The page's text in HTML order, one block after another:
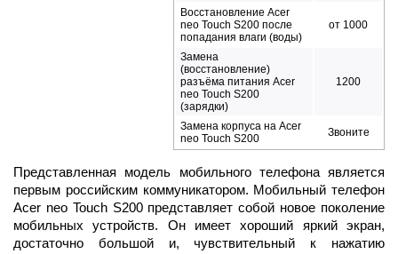
Восстановление Acer
neo Touch S200 после
попадания влаги (воды)
от 1000
Замена
(восстановление)
разъёма питания Acer
neo Touch S200
(зарядки)
1200
Замена корпуса на Acer
neo Touch S200
Звоните
Представленная модель мобильного телефона является
первым российским коммуникатором. Мобильный телефон
Acer neo Touch S200 представляет собой новое поколение
мобильных устройств. Он имеет хороший яркий экран,
достаточно большой и, чувствительный к нажатию